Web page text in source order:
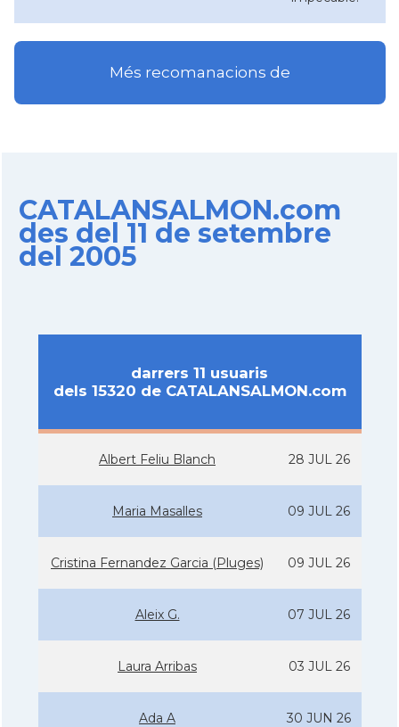
Més recomanacions de
CATALANSALMON.com
des del 11 de setembre
del 2005
darrers 11 usuaris
dels 15320 de CATALANSALMON.com
Albert Feliu Blanch 28 JUL 26
Maria Masalles 09 JUL 26
Cristina Fernandez Garcia (Pluges) 09 JUL 26
Aleix G. 07 JUL 26
Laura Arribas 03 JUL 26
Ada A 30 JUN 26